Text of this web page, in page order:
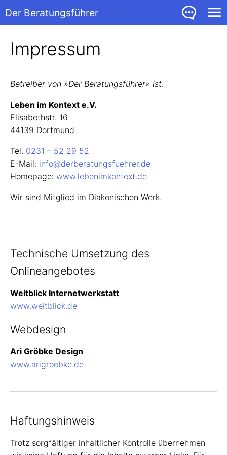
Der Beratungsführer
Impressum
Betreiber von »Der Beratungsführer« ist:
Leben im Kontext e.V.
Elisabethstr. 16
44139 Dortmund
Tel. 0231 – 52 29 52
E-Mail: info@derberatungsfuehrer.de
Homepage: www.lebenimkontext.de
Wir sind Mitglied im Diakonischen Werk.
Technische Umsetzung des
Onlineangebotes
Weitblick Internetwerkstatt
www.weitblick.de
Webdesign
Ari Gröbke Design
www.arigroebke.de
Haftungshinweis
Trotz sorgfältiger inhaltlicher Kontrolle übernehmen